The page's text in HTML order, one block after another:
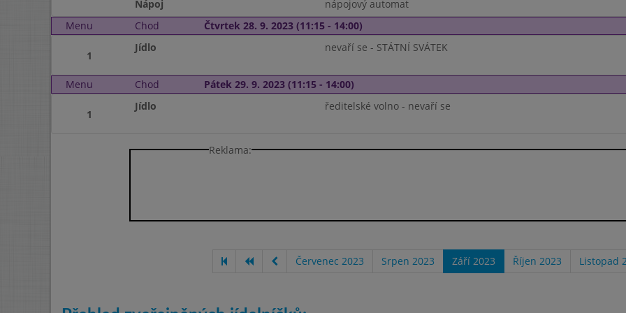
Nápoj
nápojový automat
Menu
Chod Čtvrtek 28. 9. 2023 (11:15 - 14:00)
1
Jídlo nevaří se - STÁTNÍ SVÁTEK
Menu Chod Pátek 29. 9. 2023 (11:15 - 14:00)
1
Jídlo ředitelské volno - nevaří se
Reklama:
Červenec 2023 Srpen 2023 Září 2023 Říjen 2023 Listopad